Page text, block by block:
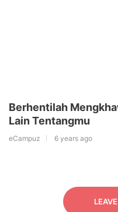
Berhentilah
Lain Tentangmu
eCampuz 6 years ago